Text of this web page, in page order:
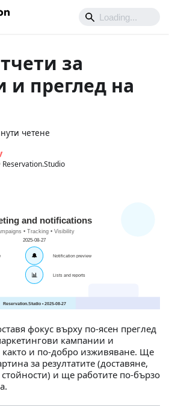
за
и преглед на
четене
Reservation.Studio
фокус върху по‑ясен преглед
кампании и
както и по‑добро изживяване. Ще
за резултатите (доставяне,
и ще работите по‑бързо